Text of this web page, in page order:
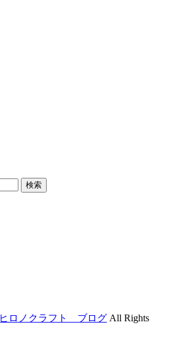
ヒロノクラフト ブログ All Rights